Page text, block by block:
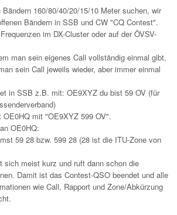
160/80/40/20/15/10 Meter suchen, wir
Bändern in SSB und CW "CQ Contest".
im DX-Cluster oder auf der ÖVSV-
man sein eigenes Call vollständig einmal gibt,
sein Call jeweils wieder, aber immer einmal
in SSB z.B. mit: OE9XYZ du bist 59 OV (für
OE0HQ mit "OE9XYZ 599 OV".
OE0HQ:
59 28 bzw. 599 28 (28 ist die ITU-Zone von
sich meist kurz und ruft dann schon die
Damit ist das Contest-QSO beendet und alle
wie Call, Rapport und Zone/Abkürzung